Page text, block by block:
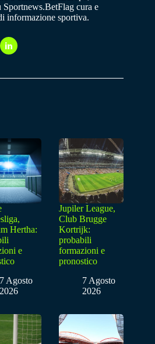
Sportnews.BetFlag cura e
informazione sportiva.
Hertha:
e
7 Agosto
2026
Jupiler League,
Club Brugge
Kortrijk:
probabili
formazioni e
pronostico
7 Agosto
2026